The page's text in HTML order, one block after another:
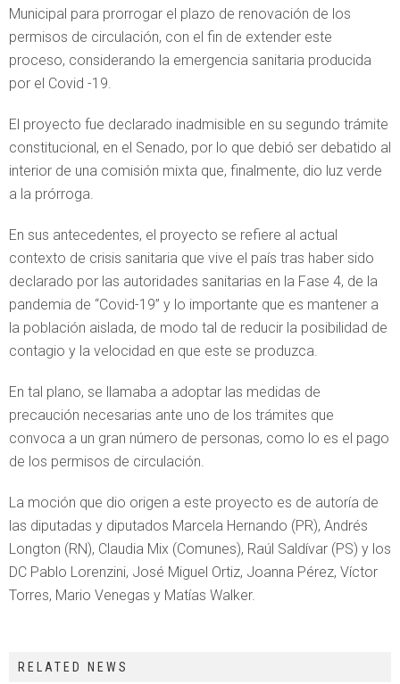
Municipal para prorrogar el plazo de renovación de los
permisos de circulación, con el fin de extender este
proceso, considerando la emergencia sanitaria producida
por el Covid -19.
El proyecto fue declarado inadmisible en su segundo trámite
constitucional, en el Senado, por lo que debió ser debatido al
interior de una comisión mixta que, finalmente, dio luz verde
a la prórroga.
En sus antecedentes, el proyecto se refiere al actual
contexto de crisis sanitaria que vive el país tras haber sido
declarado por las autoridades sanitarias en la Fase 4, de la
pandemia de “Covid-19” y lo importante que es mantener a
la población aislada, de modo tal de reducir la posibilidad de
contagio y la velocidad en que este se produzca.
En tal plano, se llamaba a adoptar las medidas de
precaución necesarias ante uno de los trámites que
convoca a un gran número de personas, como lo es el pago
de los permisos de circulación.
La moción que dio origen a este proyecto es de autoría de
las diputadas y diputados Marcela Hernando (PR), Andrés
Longton (RN), Claudia Mix (Comunes), Raúl Saldívar (PS) y los
DC Pablo Lorenzini, José Miguel Ortiz, Joanna Pérez, Víctor
Torres, Mario Venegas y Matías Walker.
RELATED NEWS